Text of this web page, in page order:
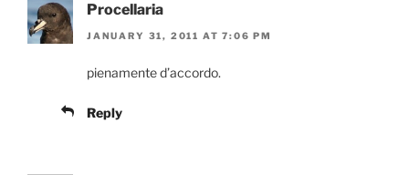
Procellaria
JANUARY 31, 2011 AT 7:06 PM
pienamente d’accordo.
Reply